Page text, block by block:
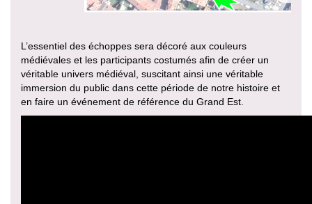
L’essentiel des échoppes sera décoré aux couleurs
médiévales et les participants costumés afin de créer un
véritable univers médiéval, suscitant ainsi une véritable
immersion du public dans cette période de notre histoire et
en faire un événement de référence du Grand Est.